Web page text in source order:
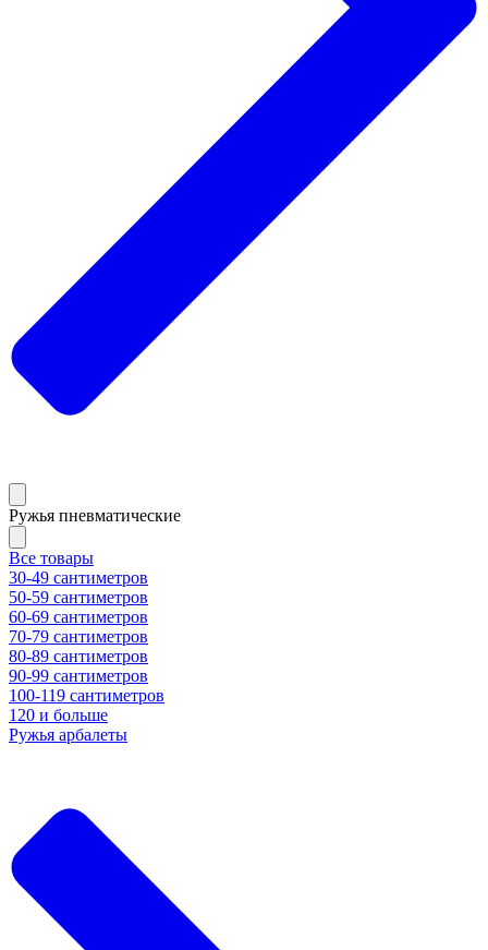
Ружья пневматические
Все товары
30-49 сантиметров
50-59 сантиметров
60-69 сантиметров
70-79 сантиметров
80-89 сантиметров
90-99 сантиметров
100-119 сантиметров
120 и больше
Ружья арбалеты